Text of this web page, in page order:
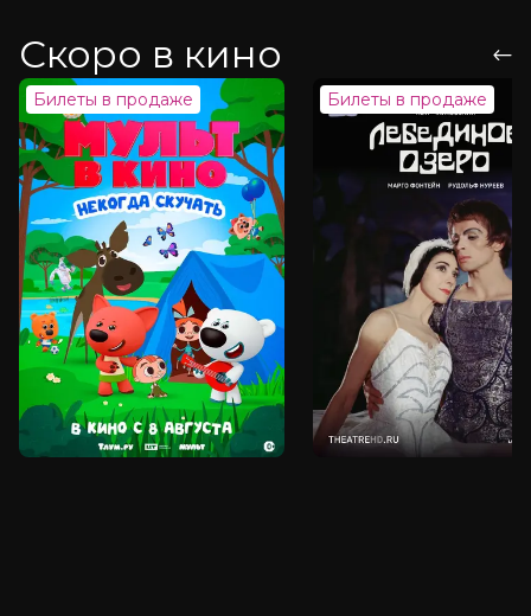
Скоро в кино
Билеты в продаже Билеты в продаже